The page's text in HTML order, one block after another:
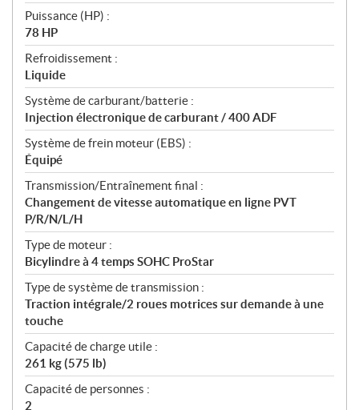
Puissance (HP) :
78 HP
Refroidissement :
Liquide
Système de carburant/batterie :
Injection électronique de carburant / 400 ADF
Système de frein moteur (EBS) :
Équipé
Transmission/Entraînement final :
Changement de vitesse automatique en ligne PVT
P/R/N/L/H
Type de moteur :
Bicylindre à 4 temps SOHC ProStar
Type de système de transmission :
Traction intégrale/2 roues motrices sur demande à une
touche
Capacité de charge utile :
261 kg (575 lb)
Capacité de personnes :
2